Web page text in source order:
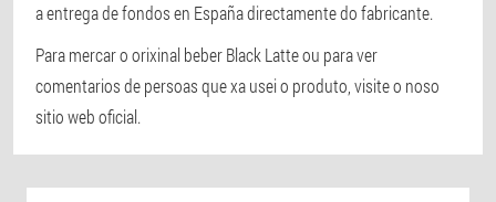
a entrega de fondos en España directamente do fabricante.
Para mercar o orixinal beber Black Latte ou para ver
comentarios de persoas que xa usei o produto, visite o noso
sitio web oficial.